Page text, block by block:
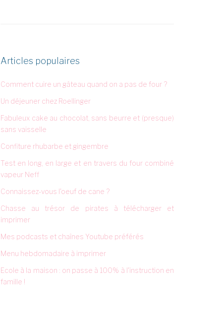
Articles populaires
Comment cuire un gâteau quand on a pas de four ?
Un déjeuner chez Roellinger
Fabuleux cake au chocolat, sans beurre et (presque)
sans vaisselle
Confiture rhubarbe et gingembre
Test en long, en large et en travers du four combiné
vapeur Neff
Connaissez-vous l'oeuf de cane ?
Chasse au trésor de pirates à télécharger et
imprimer
Mes podcasts et chaînes Youtube préférés
Menu hebdomadaire à imprimer
Ecole à la maison : on passe à 100% à l'instruction en
famille !